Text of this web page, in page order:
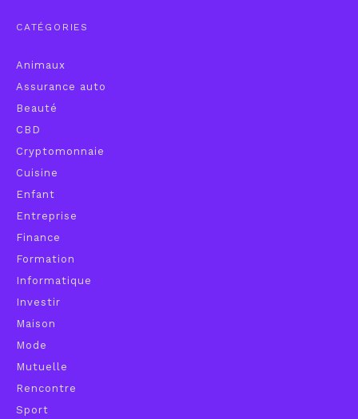
CATÉGORIES
Animaux
Assurance auto
Beauté
CBD
Cryptomonnaie
Cuisine
Enfant
Entreprise
Finance
Formation
Informatique
Investir
Maison
Mode
Mutuelle
Rencontre
Sport